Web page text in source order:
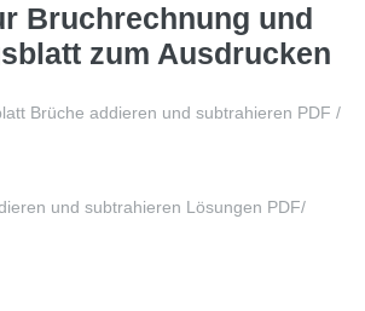
Bruchrechnung und
zum Ausdrucken
Brüche addieren und subtrahieren PDF /
und subtrahieren Lösungen PDF/